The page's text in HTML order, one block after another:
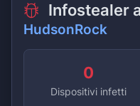
Infostealer
HudsonRock
0
Dispositivi infetti